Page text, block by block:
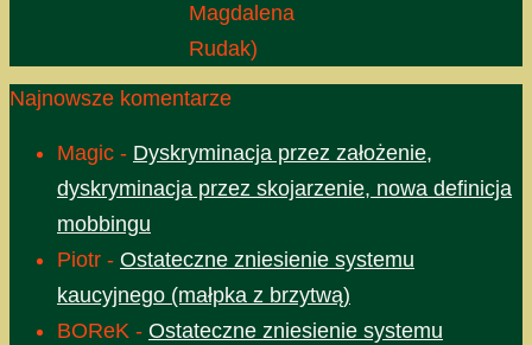
Magdalena
Rudak)
Najnowsze komentarze
Magic - Dyskryminacja przez założenie,
dyskryminacja przez skojarzenie, nowa definicja
mobbingu
Piotr - Ostateczne zniesienie systemu
kaucyjnego (małpka z brzytwą)
BOReK - Ostateczne zniesienie systemu